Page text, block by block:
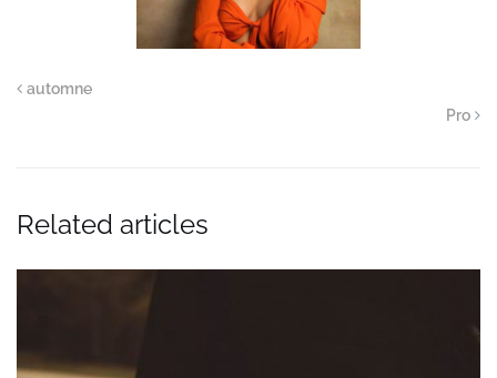
automne
Pro
Related articles